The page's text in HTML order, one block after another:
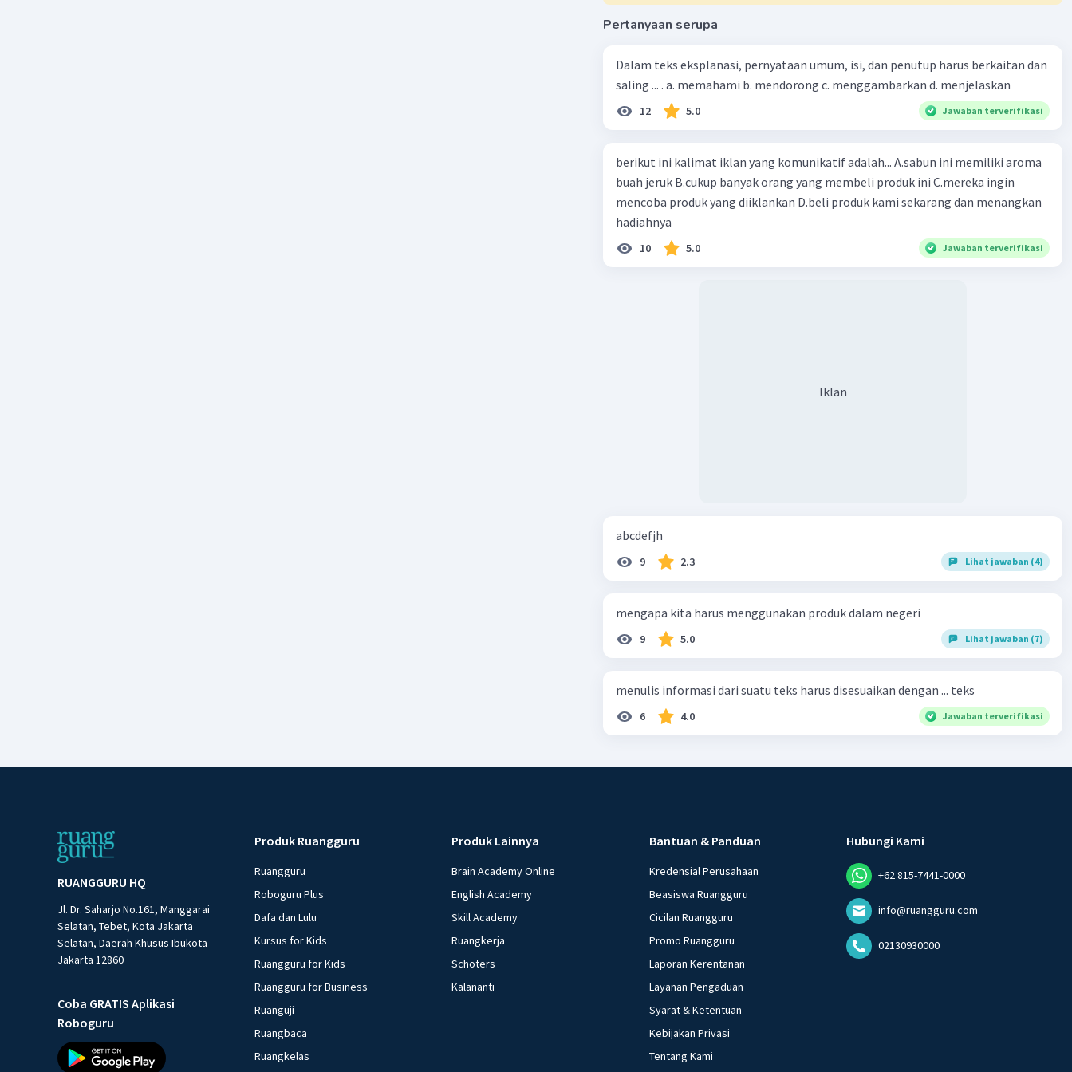
Nomor
1.telepon adalah sebuah alat komunikasi yang paling banyak
ataupun pesan teks kepada penerima di tempat yang jauh
Sebelum ada telepon orang menggunakan mesin telegraf telepon
lahir pada penemu Alexander Graham Bell sejak umur 18 tahun Bell
bekerja keras untuk mengembangkan idenya pada tahutahun 1874
tahun pada 10maret 1876 telepon mulai didemontrasikan pada
tahun 1877
Pertanyaan serupa
Dalam teks eksplanasi, pernyataan umum, isi, dan penutup harus berkaitan dan
saling ... . a. memahami b. mendorong c. menggambarkan d. menjelaskan
12 5.0 Jawaban terverifikasi
berikut ini kalimat iklan yang komunikatif adalah... A.sabun ini memiliki aroma
buah jeruk B.cukup banyak orang yang membeli produk ini C.mereka ingin
mencoba produk yang diiklankan D.beli produk kami sekarang dan menangkan
hadiahnya
10 5.0 Jawaban terverifikasi
Iklan
abcdefjh
9 2.3 Lihat jawaban (4)
mengapa kita harus menggunakan produk dalam negeri
9 5.0 Lihat jawaban (7)
menulis informasi dari suatu teks harus disesuaikan dengan ... teks
6 4.0 Jawaban terverifikasi
RUANGGURU HQ
Jl. Dr. Saharjo No.161, Manggarai
Selatan, Tebet, Kota Jakarta
Selatan, Daerah Khusus Ibukota
Jakarta 12860
Coba GRATIS Aplikasi
Roboguru
Produk Ruangguru
Ruangguru
Roboguru Plus
Dafa dan Lulu
Kursus for Kids
Ruangguru for Kids
Ruangguru for Business
Ruanguji
Ruangbaca
Ruangkelas
Produk Lainnya
Brain Academy Online
English Academy
Skill Academy
Ruangkerja
Schoters
Kalananti
Bantuan & Panduan
Kredensial Perusahaan
Beasiswa Ruangguru
Cicilan Ruangguru
Promo Ruangguru
Laporan Kerentanan
Layanan Pengaduan
Syarat & Ketentuan
Kebijakan Privasi
Tentang Kami
Hubungi Kami
+62 815-7441-0000
info@ruangguru.com
02130930000